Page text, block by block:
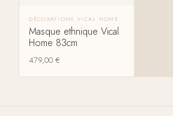
DÉCORATIONS VICAL HOME
Masque ethnique Vical
Home 83cm
479,00€